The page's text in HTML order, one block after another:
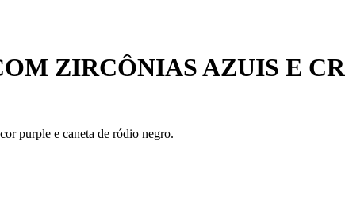
ZIRCÔNIAS AZUIS E
purple e caneta de ródio negro.